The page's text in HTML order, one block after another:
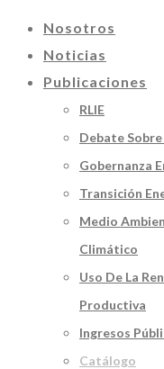
Nosotros
Noticias
Publicaciones
RLIE
Debate
Gobernanza
Transición
Medio
Climático
Uso De La
Productiva
Ingresos
Catálogo